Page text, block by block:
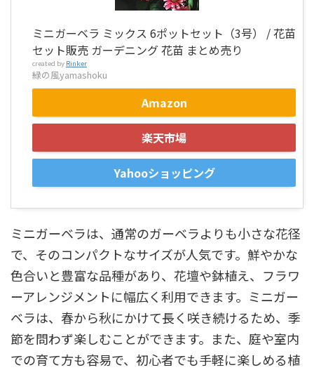
ミニガーベラ ミックス 6ポットセット（3号） / 花苗
セット販売 ガーデニング 花苗 まとめ売り
created by Rinker
緑の風yamashoku
Amazon
楽天市場
Yahooショッピング
ミニガーベラは、通常のガーベラよりも小さな花径
で、そのコンパクトなサイズが人気です。鮮やかな
色合いと豊富な品種があり、花壇や鉢植え、フラワ
ーアレンジメントに幅広く利用できます。ミニガー
ベラは、春から秋にかけて長く咲き続けるため、季
節を問わず楽しむことができます。また、庭や室内
での育て方も容易で、初心者でも手軽に楽しめる植